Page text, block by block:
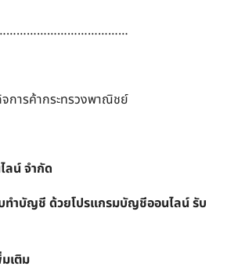
ค้ากระทรวงพาณิชย์
น์ จำกัด
ทำบัญชี ด้วยโปรแกรมบัญชีออนไลน์ รับ
เติม